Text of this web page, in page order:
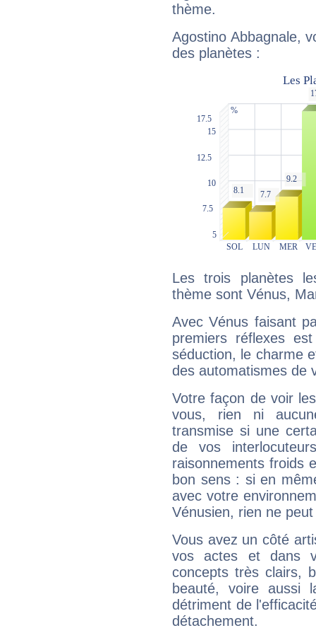
thème.
Agostino Abbagnale,
des planètes :
Les trois planètes
thème sont Vénus,
Avec Vénus faisant
premiers réflexes
séduction, le charme
des automatismes de
Votre façon de voir
vous, rien ni
transmise si une
de vos
raisonnements froids
bon sens : si en
avec votre
Vénusien, rien ne
Vous avez un côté
vos actes et dans
concepts très clairs,
beauté, voire aussi
détriment de
détachement.